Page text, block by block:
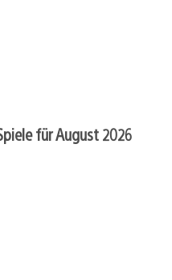
für August 2026